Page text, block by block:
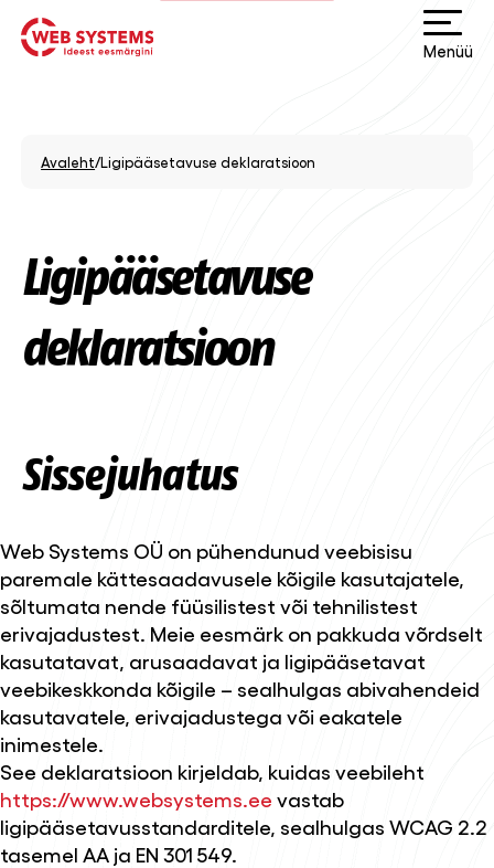
Menüü
Avaleht/Ligipääsetavuse deklaratsioon
Ligipääsetavuse
deklaratsioon
Sissejuhatus
Web Systems OÜ on pühendunud veebisisu
paremale kättesaadavusele kõigile kasutajatele,
sõltumata nende füüsilistest või tehnilistest
erivajadustest. Meie eesmärk on pakkuda võrdselt
kasutatavat, arusaadavat ja ligipääsetavat
veebikeskkonda kõigile – sealhulgas abivahendeid
kasutavatele, erivajadustega või eakatele
inimestele.
See deklaratsioon kirjeldab, kuidas veebileht
https://www.websystems.ee vastab
ligipääsetavusstandarditele, sealhulgas WCAG 2.2
tasemel AA ja EN 301 549.